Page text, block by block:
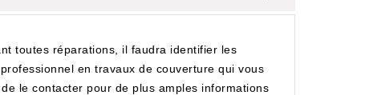
toutes réparations, il faudra identifier les
en travaux de couverture qui vous
le contacter pour de plus amples informations